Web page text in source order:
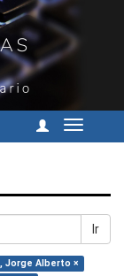
Cambiar
Ir
Jorge Alberto ×